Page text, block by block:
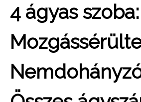
4 ágyas szoba: